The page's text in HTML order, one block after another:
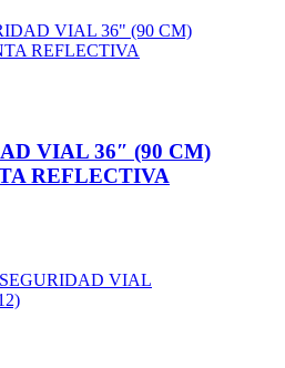
VIAL 36″ (90 CM)
REFLECTIVA